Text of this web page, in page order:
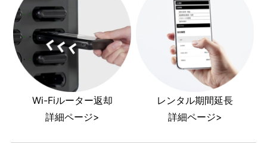
Wi-Fiルーター返却
詳細ページ>
レンタル期間延長
詳細ページ>